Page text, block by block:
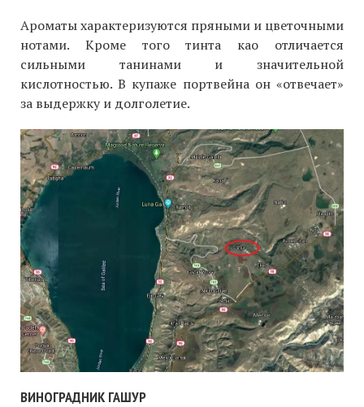
Ароматы характеризуются пряными и цветочными
нотами. Кроме того тинта као отличается
сильными танинами и значительной
кислотностью. В купаже портвейна он «отвечает»
за выдержку и долголетие.
ВИНОГРАДНИК ГАШУР